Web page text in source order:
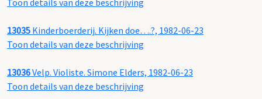
Toon details van deze beschrijving
13035 Kinderboerderij. Kijken doe….?, 1982-06-23
Toon details van deze beschrijving
13036Velp. Violiste. Simone Elders, 1982-06-23
Toon details van deze beschrijving